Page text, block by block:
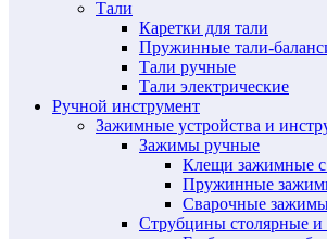
Тали
Каретки для тали
Пружинные тали-
Тали ручные
Тали электрические
Ручной инструмент
Зажимные устройства и
Зажимы ручные
Клещи зажимные с
Пружинные
Сварочные
Струбцины столярные